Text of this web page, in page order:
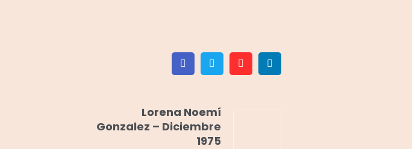
FacebookTwitter Pinterest
Lorena Noemí
Gonzalez – Diciembre
1975